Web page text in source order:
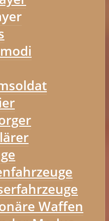
Waffen